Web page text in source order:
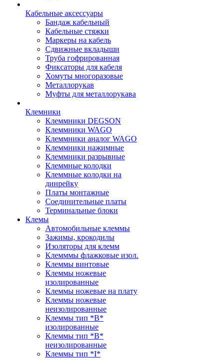
Кабельные аксессуары
Бандаж кабельный
Кабельные стяжки
Маркеры на кабель
Сдвижные вкладыши
Труба гофрированная
Фиксаторы для кабеля
Хомуты многоразовые
Металлорукав
Муфты для металлорукава
Клемники
Клеммники DEGSON
Клеммники WAGO
Клеммники аналог WAGO
Клеммники нажимные
Клеммники разрывные
Клеммные колодки
Клеммные колодки на
динрейку
Платы монтажные
Соединительные платы
Терминальные блоки
Клемы
Автомобильные клеммы
Зажимы, крокодилы
Изоляторы для клемм
Клемммы флажковые изол.
Клеммы винтовые
Клеммы ножевые
изолированные
Клеммы ножевые на плату
Клеммы ножевые
неизолированные
Клеммы тип *B*
изолированные
Клеммы тип *B*
неизолированные
Клеммы тип *I*